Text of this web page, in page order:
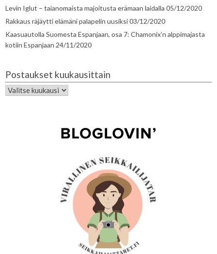
Levin Iglut – taianomaista majoitusta erämaan laidalla 05/12/2020
Rakkaus räjäytti elämäni palapelin uusiksi03/12/2020
Kaasuautolla Suomesta Espanjaan, osa 7: Chamonix’n alppimajasta
kotiin Espanjaan 24/11/2020
Postaukset kuukausittain